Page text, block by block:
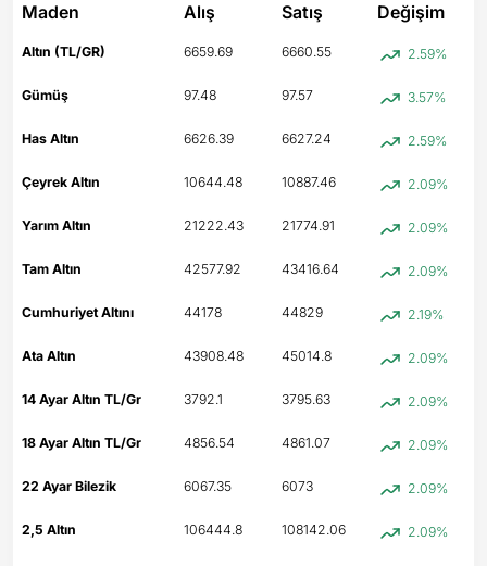
Maden Alış Satış Değişim
Altın (TL/GR) 6659.69 6660.55 2.59%
Gümüş 97.48 97.57 3.57%
Has Altın 6626.39 6627.24 2.59%
Çeyrek Altın 10644.48 10887.46 2.09%
Yarım Altın 21222.43 21774.91 2.09%
Tam Altın 42577.92 43416.64 2.09%
Cumhuriyet Altını 44178 44829 2.19%
Ata Altın 43908.48 45014.8 2.09%
14 Ayar Altın TL/Gr 3792.1 3795.63 2.09%
18 Ayar Altın TL/Gr 4856.54 4861.07 2.09%
22 Ayar Bilezik 6067.35 6073 2.09%
2,5 Altın 106444.8 108142.06 2.09%